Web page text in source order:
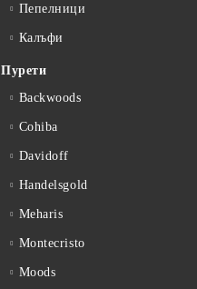
Пепелници
Калъфи
Пурети
Backwoods
Cohiba
Davidoff
Handelsgold
Meharis
Montecristo
Moods